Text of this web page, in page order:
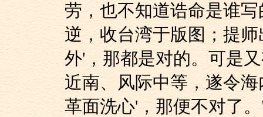
劳，也不知道诰命是谁
逆，收台湾于版图；提
外'，那都是对的。可是
近南、风际中等，遂令
革面洗心'，那便不对了